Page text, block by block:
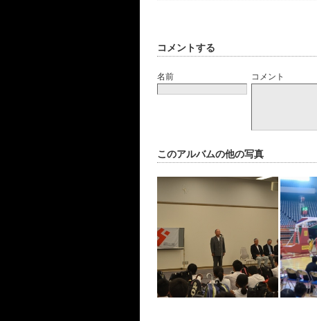
コメントする
名前 コメント
このアルバムの他の写真